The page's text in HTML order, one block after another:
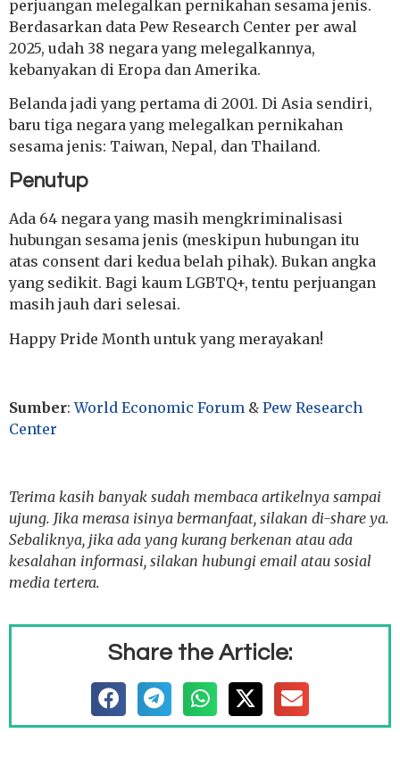
perjuangan melegalkan pernikahan sesama jenis.
Berdasarkan data Pew Research Center per awal
2025, udah 38 negara yang melegalkannya,
kebanyakan di Eropa dan Amerika.
Belanda jadi yang pertama di 2001. Di Asia sendiri,
baru tiga negara yang melegalkan pernikahan
sesama jenis: Taiwan, Nepal, dan Thailand.
Penutup
Ada 64 negara yang masih mengkriminalisasi
hubungan sesama jenis (meskipun hubungan itu
atas consent dari kedua belah pihak). Bukan angka
yang sedikit. Bagi kaum LGBTQ+, tentu perjuangan
masih jauh dari selesai.
Happy Pride Month untuk yang merayakan!
Sumber:World Economic Forum & Pew Research
Center
Terima kasih banyak sudah membaca artikelnya sampai
ujung. Jika merasa isinya bermanfaat, silakan di-share ya.
Sebaliknya, jika ada yang kurang berkenan atau ada
kesalahan informasi, silakan hubungi email atau sosial
media tertera.
Share the Article: